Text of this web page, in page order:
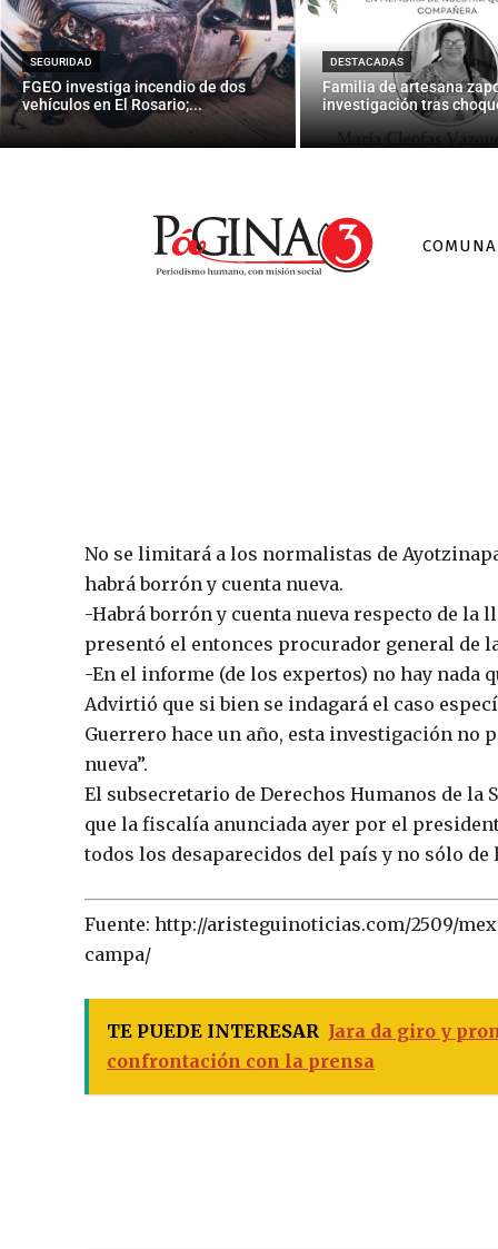
SEGURIDAD
FGEO investiga incendio de dos
vehículos en El Rosario;...
DESTACADAS
Familia de artesana
investigación tras
No se limitará a los normalistas de
habrá borrón y cuenta nueva.
-Habrá borrón y cuenta nueva respecto de la
presentó el entonces procurador general de
-En el informe (de los expertos) no hay nada
Advirtió que si bien se indagará el caso
Guerrero hace un año, esta investigación no
nueva”.
El subsecretario de Derechos Humanos de la
que la fiscalía anunciada ayer por el
todos los desaparecidos del país y no sólo
Fuente: http://aristeguinoticias.com/2509/
campa/
TE PUEDE INTERESAR Jara da giro y
confrontación con la prensa